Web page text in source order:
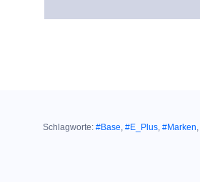
Schlagworte: #Base, #E_Plus, #Marken,